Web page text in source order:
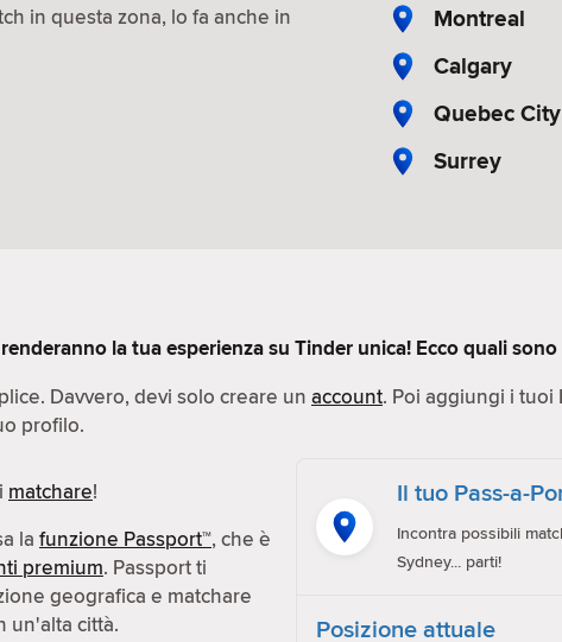
in questa zona, lo fa anche in
Montreal
Calgary
Quebec City
Surrey
la tua esperienza su Tinder unica! Ecco quali
Davvero, devi solo creare un account. Poi aggiungi i tuoi
profilo.
matchare!
la funzione Passport™, che è
premium. Passport ti
geografica e matchare
un'alta città.
Il tuo Pass-a-
Incontra possibili
Sydney... parti!
Posizione attuale